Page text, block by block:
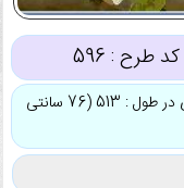
کد طرح : 596
تعداد لای در طول : 513 (76 سانتی